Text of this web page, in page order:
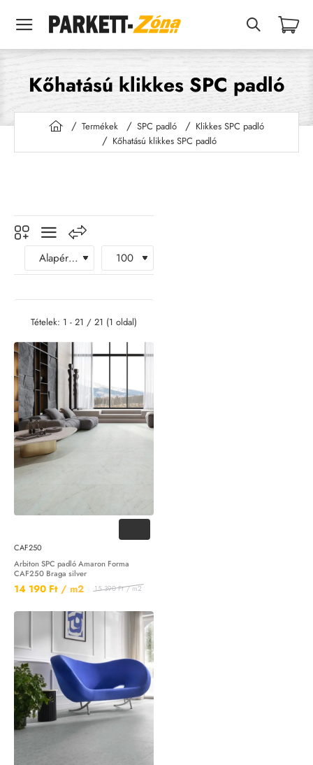
Kőhatású klikkes SPC padló
h
Termékek SPC padló
Klikkes SPC padló
Kőhatású klikkes SPC padló
Tételek: 1 - 21 / 21 (1 oldal)
-8%
CAF250
Arbiton SPC padló Amaron Forma
CAF250 Braga silver
14 190 Ft / m2 15 390 Ft / m2